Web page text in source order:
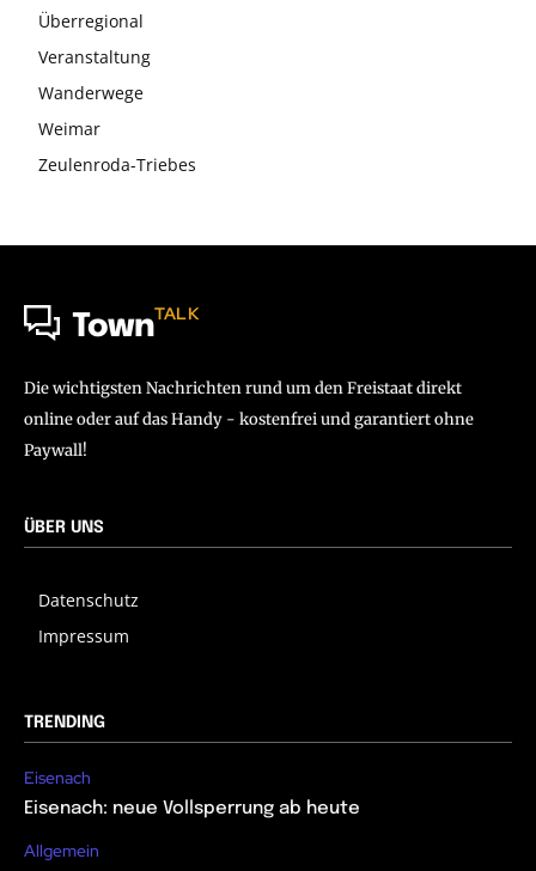
Überregional
Veranstaltung
Wanderwege
Weimar
Zeulenroda-Triebes
TownTALK
Die wichtigsten Nachrichten rund um den Freistaat direkt
online oder auf das Handy - kostenfrei und garantiert ohne
Paywall!
ÜBER UNS
Datenschutz
Impressum
TRENDING
Eisenach
Eisenach: neue Vollsperrung ab heute
Allgemein